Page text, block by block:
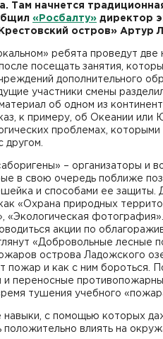
Там начнется
«Росбалту» директор
остров» Артур
ребята проведут две
посещать занятия,
дополнительного
участники смены
об одном из
к примеру, об Океании
проблемах, которыми
другом.
– организаторы и
в свою очередь поближе
и способами ее защиты.
«Охрана природных
«Экологическая
акции по
«Добровольные лесные
острова Ладожского
пожар и как с ним бороться.
и переносные
тушения учебного
с помощью которых
положительно влиять на